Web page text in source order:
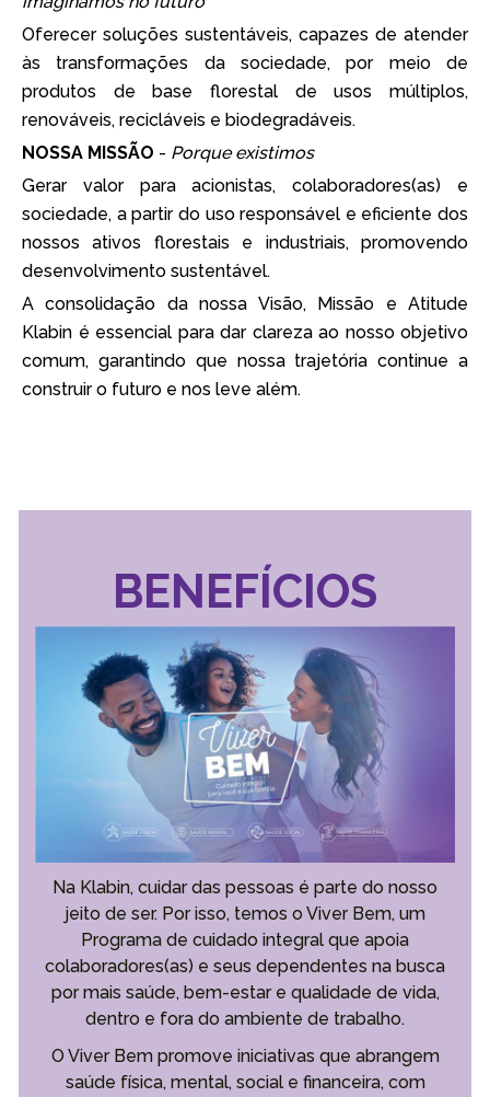
Oferecer soluções sustentáveis, capazes de atender
às transformações da sociedade, por meio de
produtos de base florestal de usos múltiplos,
renováveis, recicláveis e biodegradáveis.
NOSSA MISSÃO - Porque existimos
Gerar valor para acionistas, colaboradores(as) e
sociedade, a partir do uso responsável e eficiente dos
nossos ativos florestais e industriais, promovendo
desenvolvimento sustentável.
A consolidação da nossa Visão, Missão e Atitude
Klabin é essencial para dar clareza ao nosso objetivo
comum, garantindo que nossa trajetória continue a
construir o futuro e nos leve além.
BENEFÍCIOS
Na Klabin, cuidar das pessoas é parte do nosso
jeito de ser. Por isso, temos o Viver Bem, um
Programa de cuidado integral que apoia
colaboradores(as) e seus dependentes na busca
por mais saúde, bem-estar e qualidade de vida,
dentro e fora do ambiente de trabalho.
O Viver Bem promove iniciativas que abrangem
saúde física, mental, social e financeira, com